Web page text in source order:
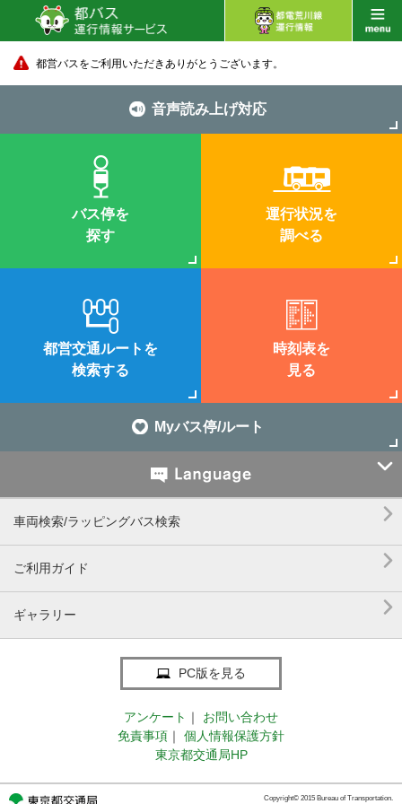
都営バスをご利用いただきありがとうございます。
音声読み上げ対応
バス停を
探す
運行状況を
調べる
都営交通ルートを
検索する
時刻表を
見る
Myバス停/ルート

車両検索/ラッピングバス検索 
ご利用ガイド 
ギャラリー 
PC版を見る
アンケート ｜
お問い合わせ
免責事項 ｜
個人情報保護方針
東京都交通局HP
Copyright© 2015 Bureau of Transportation.